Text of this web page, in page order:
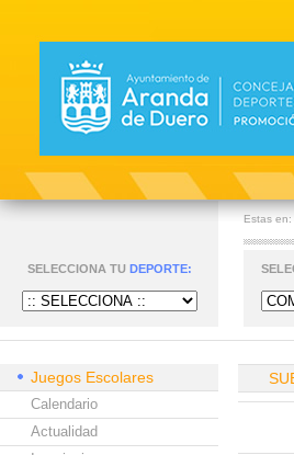
Estas en:
SELECCIONA TU DEPORTE:
Juegos Escolares
Calendario
Actualidad